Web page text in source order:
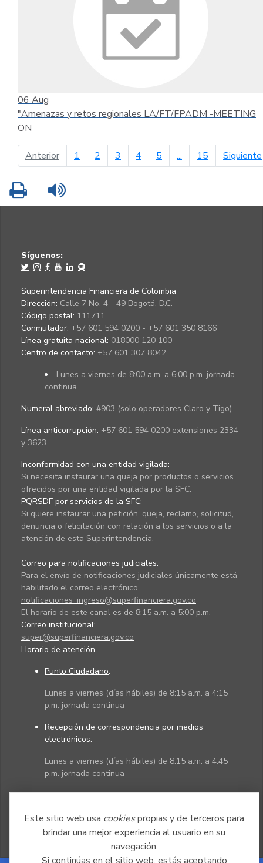
Este sitio web usa cookiespropias y de terceros para
brindar una mejor experiencia al usuario en su
navegación.
06 Aug
"Amenazas y retos regionales LA/FT/FPADM -MEETING
ON
Anteriorpágina anterior
1 2 3 4 5 ... 15 Siguiente
Imprimir
Síguenos:
Superintendencia Financiera de Colombia
Dirección: Calle 7 No. 4 - 49 Bogotá, D.C.
Código postal: 111711
Conmutador: +57 601 594 0200 - +57 601 350 8166
Línea gratuita nacional: 018000 120 100
Centro de contacto: +57 601 307 8042
Lunes a viernes de 8:00 a.m. a 6:00 p.m. jornada
continua.
Numeral abreviado: #903 (solo operadores Claro y Tigo)
Línea anticorrupción: +57 601 594 0200 extensiones 2334
y 3623
Inconformidad con una entidad vigilada:
Si necesita instaurar una queja por productos o servicios
ofrecidos por una entidad vigilada por la SFC.
PQRSDF por servicios de la SFC:
Si quiere instaurar una petición, queja, reclamo, solicitud,
denuncia o felicitación con relación a los servicios o a la
atención de esta Superintendencia.
Correo para notificaciones judiciales:
Para el envío de notificaciones judiciales únicamente está
habilitado el correo electrónico
notificaciones_ingreso@superfinanciera.gov.co
El horario de este canal es de 8:15 a.m. a 5:00 p.m.
Correo institucional:
super@superfinanciera.gov.co
Horario de atención
Punto Ciudadano:
Lunes a viernes (días hábiles) de 8:15 a.m. a 4:15
p.m. jornada continua
Recepción de correspondencia por medios
electrónicos:
Lunes a viernes (días hábiles) de 8:15 a.m. a 4:45
p.m. jornada continua